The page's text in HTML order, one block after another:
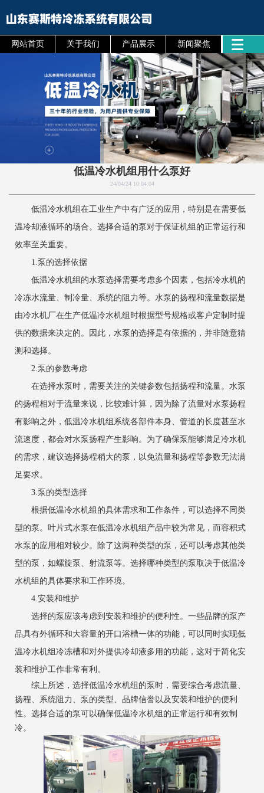
网站首页 关于我们 产品展示 新闻聚焦
低温冷水机组用什么泵好
24/04/24 10:04:04
低温冷水机组在工业生产中有广泛的应用，特别是在需要低
温冷却液循环的场合。选择合适的泵对于保证机组的正常运行和
效率至关重要。
1.泵的选择依据
低温冷水机组的水泵选择需要考虑多个因素，包括冷水机的
冷冻水流量、制冷量、系统的阻力等。水泵的扬程和流量数据是
由冷水机厂在生产低温冷水机组时根据型号规格或客户定制时提
供的数据来决定的。因此，水泵的选择是有依据的，并非随意猜
测和选择。
2.泵的参数考虑
在选择水泵时，需要关注的关键参数包括扬程和流量。水泵
的扬程相对于流量来说，比较难计算，因为除了流量对水泵扬程
有影响之外，低温冷水机组系统各部件本身、管道的长度甚至水
流速度，都会对水泵扬程产生影响。为了确保泵能够满足冷水机
的需求，建议选择扬程稍大的泵，以免流量和扬程等参数无法满
足要求。
3.泵的类型选择
根据低温冷水机组的具体需求和工作条件，可以选择不同类
型的泵。叶片式水泵在低温冷水机组产品中较为常见，而容积式
水泵的应用相对较少。除了这两种类型的泵，还可以考虑其他类
型的泵，如螺旋泵、射流泵等。选择哪种类型的泵取决于低温冷
水机组的具体要求和工作环境。
4.安装和维护
选择的泵应该考虑到安装和维护的便利性。一些品牌的泵产
品具有外循环和大容量的开口浴槽一体的功能，可以同时实现低
温冷水机组冷冻槽和对外提供冷却液多用的功能，这对于简化安
装和维护工作非常有利。
综上所述，选择低温冷水机组的泵时，需要综合考虑流量、
扬程、系统阻力、泵的类型、品牌信誉以及安装和维护的便利
性。选择合适的泵可以确保低温冷水机组的正常运行和有效制
冷。